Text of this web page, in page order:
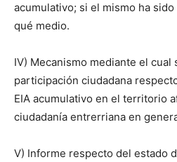
acumulativo; si el mismo ha
qué medio.
IV) Mecanismo mediante el cual
participación ciudadana
EIA acumulativo en el territorio
ciudadanía entrerriana en
V) Informe respecto del estado